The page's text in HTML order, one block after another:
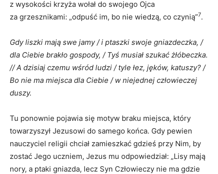
z wysokości krzyża wołał do swojego Ojca
za grzesznikami: „odpuść im, bo nie wiedzą, co czynią”7.
Gdy liszki mają swe jamy / i ptaszki swoje gniazdeczka, /
dla Ciebie brakło gospody, / Tyś musiał szukać żłóbeczka.
// A dzisiaj czemu wśród ludzi / tyle łez, jęków, katuszy? /
Bo nie ma miejsca dla Ciebie / w niejednej człowieczej
duszy.
Tu ponownie pojawia się motyw braku miejsca, który
towarzyszył Jezusowi do samego końca. Gdy pewien
nauczyciel religii chciał zamieszkać gdzieś przy Nim, by
zostać Jego uczniem, Jezus mu odpowiedział: „Lisy mają
nory, a ptaki gniazda, lecz Syn Człowieczy nie ma gdzie